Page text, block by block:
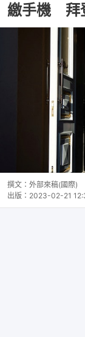
繳手機 拜
撰文： 外部來稿(國際)
出版： 2023-02-21